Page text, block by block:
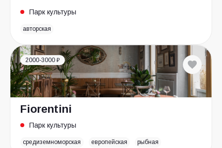
Парк культуры
авторская
2000-3000 ₽
Fiorentini
Парк культуры
средиземноморская европейская рыбная